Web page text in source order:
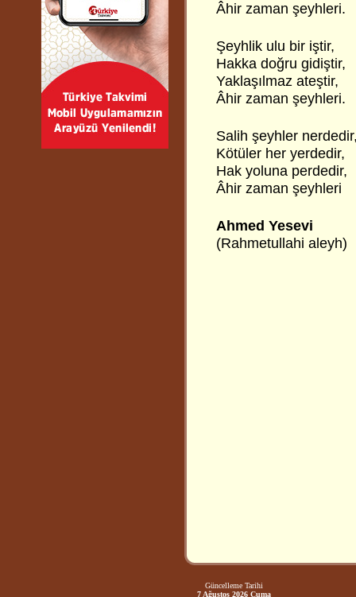
Âhir zaman şeyhleri.
Şeyhlik ulu bir iştir,
Hakka doğru gidiştir,
Yaklaşılmaz ateştir,
Âhir zaman şeyhleri.
Salih şeyhler
Kötüler her yerdedir,
Hak yoluna perdedir,
Âhir zaman şeyhleri
Ahmed Yesevi
(Rahmetullahi aleyh)
Güncelleme Tarihi
7 Ağustos 2026 Cuma